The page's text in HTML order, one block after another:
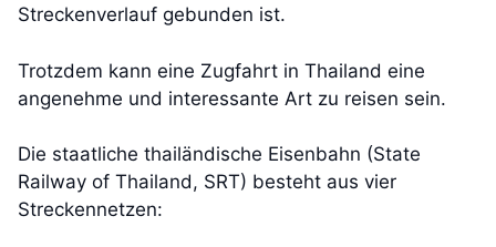
Streckenverlauf gebunden ist.
Trotzdem kann eine Zugfahrt in Thailand eine
angenehme und interessante Art zu reisen sein.
Die staatliche thailändische Eisenbahn (State
Railway of Thailand, SRT) besteht aus vier
Streckennetzen: